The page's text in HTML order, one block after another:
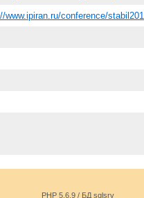
www.ipiran.ru/conference/
PHP 5.6.9 / БД sqlsrv